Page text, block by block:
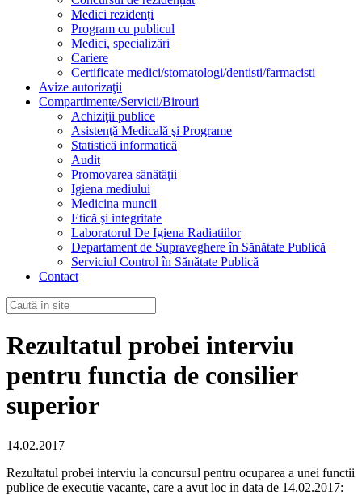
Medici rezidenți
Program cu publicul
Medici, specializări
Cariere
Certificate medici/stomatologi/dentisti/farmacisti
Avize autorizaţii
Compartimente/Servicii/Birouri
Achiziţii publice
Asistenţă Medicală şi Programe
Statistică informatică
Audit
Promovarea sănătăţii
Igiena mediului
Medicina muncii
Etică şi integritate
Laboratorul De Igiena Radiatiilor
Departament de Supraveghere în Sănătate Publică
Serviciul Control în Sănătate Publică
Contact
Rezultatul probei interviu
pentru functia de consilier
superior
14.02.2017
Rezultatul probei interviu la concursul pentru ocuparea a unei functii
publice de executie vacante, care a avut loc in data de 14.02.2017: